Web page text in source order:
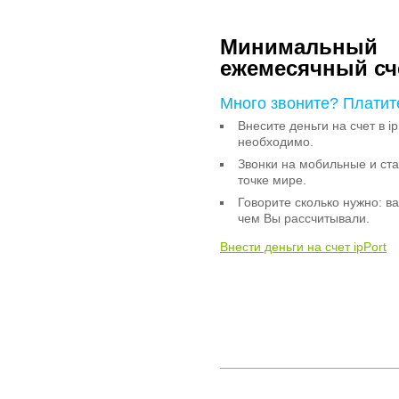
Минимальный
ежемесячный
Много звоните?
Внесите деньги на счет в
необходимо.
Звонки на мобильные и
точке мире.
Говорите сколько нужно:
чем Вы рассчитывали.
Внести деньги на счет ipPort